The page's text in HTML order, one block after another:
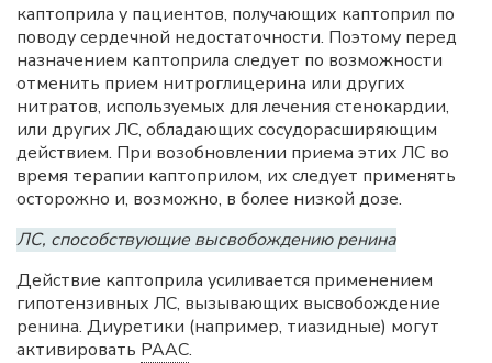
каптоприла у пациентов, получающих каптоприл по
поводу сердечной недостаточности. Поэтому перед
назначением каптоприла следует по возможности
отменить прием нитроглицерина или других
нитратов, используемых для лечения стенокардии,
или других ЛС, обладающих сосудорасширяющим
действием. При возобновлении приема этих ЛС во
время терапии каптоприлом, их следует применять
осторожно и, возможно, в более низкой дозе.
ЛС, способствующие высвобождению ренина
Действие каптоприла усиливается применением
гипотензивных ЛС, вызывающих высвобождение
ренина. Диуретики (например, тиазидные) могут
активировать РААС.